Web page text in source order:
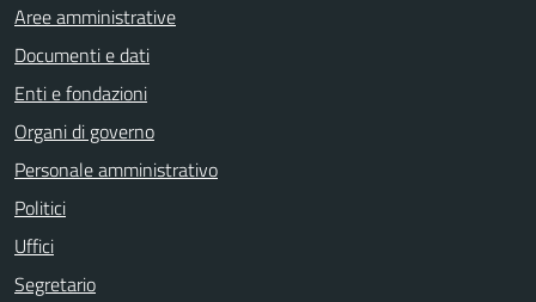
Aree amministrative
Documenti e dati
Enti e fondazioni
Organi di governo
Personale amministrativo
Politici
Uffici
Segretario